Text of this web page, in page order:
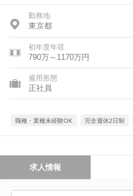
勤務地
東京都
初年度年収
790万～1170万円
雇用形態
正社員
職種・業種未経験OK 完全週休2日制
求人情報